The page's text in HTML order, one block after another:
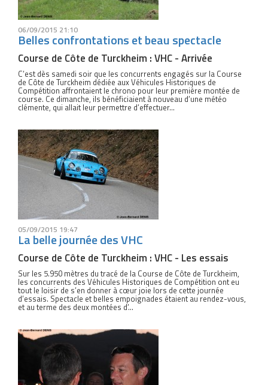
06/09/2015 21:10
Belles confrontations et beau spectacle
Course de Côte de Turckheim : VHC - Arrivée
C’est dès samedi soir que les concurrents engagés sur la Course
de Côte de Turckheim dédiée aux Véhicules Historiques de
Compétition affrontaient le chrono pour leur première montée de
course. Ce dimanche, ils bénéficiaient à nouveau d’une météo
clémente, qui allait leur permettre d’effectuer...
05/09/2015 19:47
La belle journée des VHC
Course de Côte de Turckheim : VHC - Les essais
Sur les 5.950 mètres du tracé de la Course de Côte de Turckheim,
les concurrents des Véhicules Historiques de Compétition ont eu
tout le loisir de s’en donner à cœur joie lors de cette journée
d’essais. Spectacle et belles empoignades étaient au rendez-vous,
et au terme des deux montées d’...